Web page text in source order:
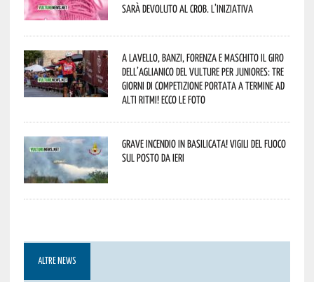
sarà devoluto al CROB. L’iniziativa
A Lavello, Banzi, Forenza e Maschito il Giro
dell’Aglianico del Vulture per juniores: tre
giorni di competizione portata a termine ad
alti ritmi! Ecco le foto
Grave incendio in Basilicata! Vigili del fuoco
sul posto da ieri
ALTRE NEWS